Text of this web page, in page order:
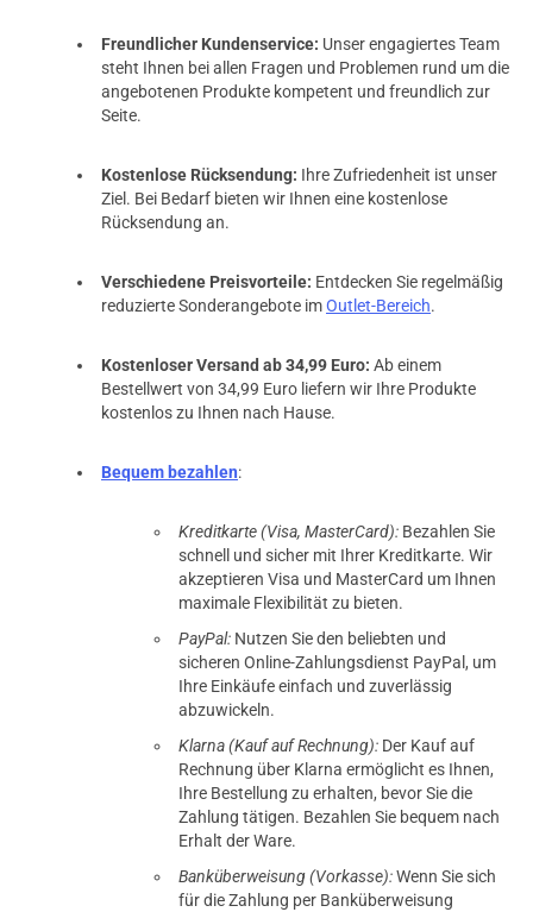
Freundlicher Kundenservice: Unser engagiertes Team
steht Ihnen bei allen Fragen und Problemen rund um die
angebotenen Produkte kompetent und freundlich zur
Seite.
Kostenlose Rücksendung: Ihre Zufriedenheit ist unser
Ziel. Bei Bedarf bieten wir Ihnen eine kostenlose
Rücksendung an.
Verschiedene Preisvorteile: Entdecken Sie regelmäßig
reduzierte Sonderangebote imOutlet-Bereich.
Kostenloser Versand ab 34,99 Euro: Ab einem
Bestellwert von 34,99 Euro liefern wir Ihre Produkte
kostenlos zu Ihnen nach Hause.
Bequem bezahlen:
Kreditkarte (Visa, MasterCard): Bezahlen Sie
schnell und sicher mit Ihrer Kreditkarte. Wir
akzeptieren Visa und MasterCard um Ihnen
maximale Flexibilität zu bieten.
PayPal: Nutzen Sie den beliebten und
sicheren Online-Zahlungsdienst PayPal, um
Ihre Einkäufe einfach und zuverlässig
abzuwickeln.
Klarna (Kauf auf Rechnung): Der Kauf auf
Rechnung über Klarna ermöglicht es Ihnen,
Ihre Bestellung zu erhalten, bevor Sie die
Zahlung tätigen. Bezahlen Sie bequem nach
Erhalt der Ware.
Banküberweisung (Vorkasse):Wenn Sie sich
für die Zahlung per Banküberweisung